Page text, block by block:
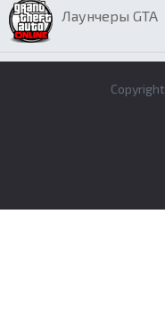
Лаунчеры GTA
Copyright